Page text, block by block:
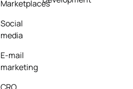
Marketplaces
Social
media
E-mail
marketing